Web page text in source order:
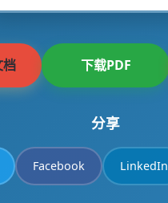
下载PDF
分享
Facebook LinkedIn